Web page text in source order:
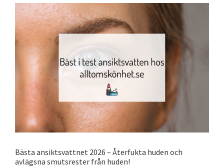
Bästa ansiktsvattnet 2026 – Återfukta huden och
avlägsna smutsrester från huden!